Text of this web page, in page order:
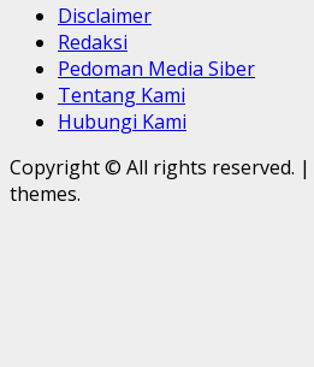
Disclaimer
Redaksi
Pedoman Media Siber
Tentang Kami
Hubungi Kami
Copyright © All rights reserved. |
themes.